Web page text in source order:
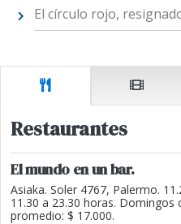
El círculo rojo,
Restaurantes
El mundo en un bar.
Asiaka. Soler 4767, Palermo.
11.30 a 23.30 horas. Domingos
promedio: $ 17.000.